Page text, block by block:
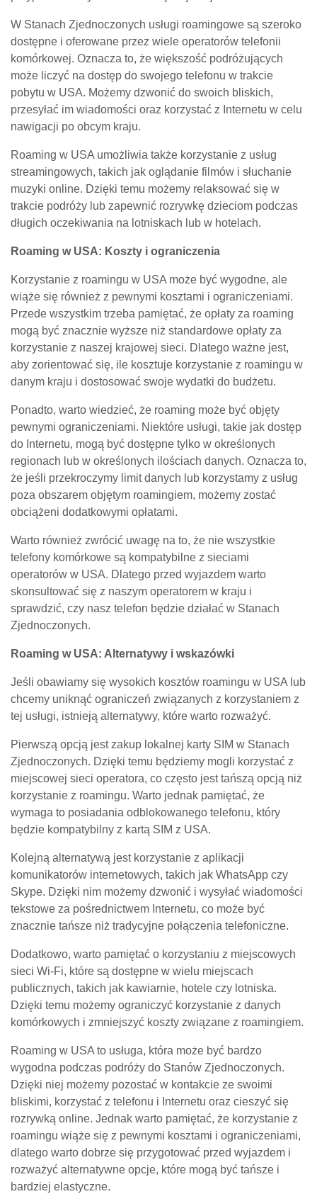
W Stanach Zjednoczonych usługi roamingowe są szeroko
dostępne i oferowane przez wiele operatorów telefonii
komórkowej. Oznacza to, że większość podróżujących
może liczyć na dostęp do swojego telefonu w trakcie
pobytu w USA. Możemy dzwonić do swoich bliskich,
przesyłać im wiadomości oraz korzystać z Internetu w celu
nawigacji po obcym kraju.
Roaming w USA umożliwia także korzystanie z usług
streamingowych, takich jak oglądanie filmów i słuchanie
muzyki online. Dzięki temu możemy relaksować się w
trakcie podróży lub zapewnić rozrywkę dzieciom podczas
długich oczekiwania na lotniskach lub w hotelach.
Roaming w USA: Koszty i ograniczenia
Korzystanie z roamingu w USA może być wygodne, ale
wiąże się również z pewnymi kosztami i ograniczeniami.
Przede wszystkim trzeba pamiętać, że opłaty za roaming
mogą być znacznie wyższe niż standardowe opłaty za
korzystanie z naszej krajowej sieci. Dlatego ważne jest,
aby zorientować się, ile kosztuje korzystanie z roamingu w
danym kraju i dostosować swoje wydatki do budżetu.
Ponadto, warto wiedzieć, że roaming może być objęty
pewnymi ograniczeniami. Niektóre usługi, takie jak dostęp
do Internetu, mogą być dostępne tylko w określonych
regionach lub w określonych ilościach danych. Oznacza to,
że jeśli przekroczymy limit danych lub korzystamy z usług
poza obszarem objętym roamingiem, możemy zostać
obciążeni dodatkowymi opłatami.
Warto również zwrócić uwagę na to, że nie wszystkie
telefony komórkowe są kompatybilne z sieciami
operatorów w USA. Dlatego przed wyjazdem warto
skonsultować się z naszym operatorem w kraju i
sprawdzić, czy nasz telefon będzie działać w Stanach
Zjednoczonych.
Roaming w USA: Alternatywy i wskazówki
Jeśli obawiamy się wysokich kosztów roamingu w USA lub
chcemy uniknąć ograniczeń związanych z korzystaniem z
tej usługi, istnieją alternatywy, które warto rozważyć.
Pierwszą opcją jest zakup lokalnej karty SIM w Stanach
Zjednoczonych. Dzięki temu będziemy mogli korzystać z
miejscowej sieci operatora, co często jest tańszą opcją niż
korzystanie z roamingu. Warto jednak pamiętać, że
wymaga to posiadania odblokowanego telefonu, który
będzie kompatybilny z kartą SIM z USA.
Kolejną alternatywą jest korzystanie z aplikacji
komunikatorów internetowych, takich jak WhatsApp czy
Skype. Dzięki nim możemy dzwonić i wysyłać wiadomości
tekstowe za pośrednictwem Internetu, co może być
znacznie tańsze niż tradycyjne połączenia telefoniczne.
Dodatkowo, warto pamiętać o korzystaniu z miejscowych
sieci Wi-Fi, które są dostępne w wielu miejscach
publicznych, takich jak kawiarnie, hotele czy lotniska.
Dzięki temu możemy ograniczyć korzystanie z danych
komórkowych i zmniejszyć koszty związane z roamingiem.
Roaming w USA to usługa, która może być bardzo
wygodna podczas podróży do Stanów Zjednoczonych.
Dzięki niej możemy pozostać w kontakcie ze swoimi
bliskimi, korzystać z telefonu i Internetu oraz cieszyć się
rozrywką online. Jednak warto pamiętać, że korzystanie z
roamingu wiąże się z pewnymi kosztami i ograniczeniami,
dlatego warto dobrze się przygotować przed wyjazdem i
rozważyć alternatywne opcje, które mogą być tańsze i
bardziej elastyczne.